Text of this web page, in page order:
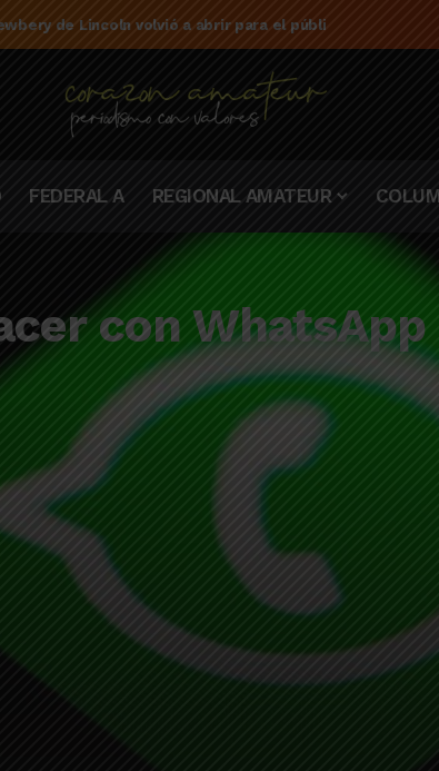
de El Linqueño en el torneo Federal A 2025/2026
FEDERAL A REGIONAL AMATEUR
con